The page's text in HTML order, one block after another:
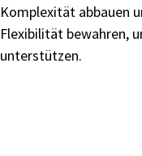
Komplexität abbauen
Flexibilität bewahren,
unterstützen.